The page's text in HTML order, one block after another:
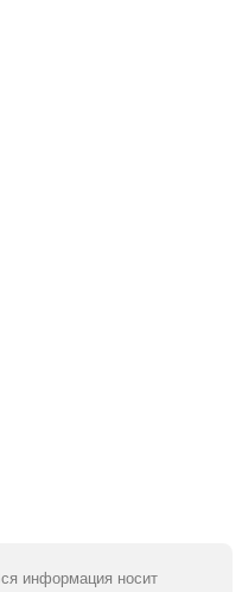
информация носит